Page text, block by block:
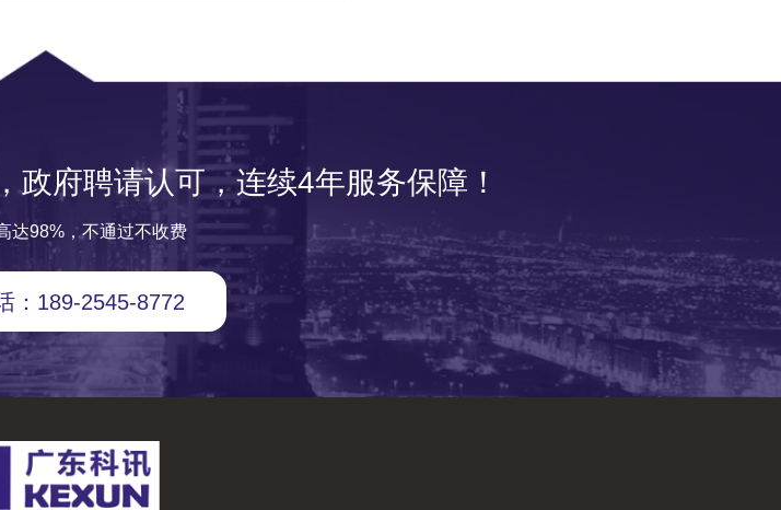
政府聘请认可，连续4年服务保障！
达98%，不通过不收费
：189-2545-8772